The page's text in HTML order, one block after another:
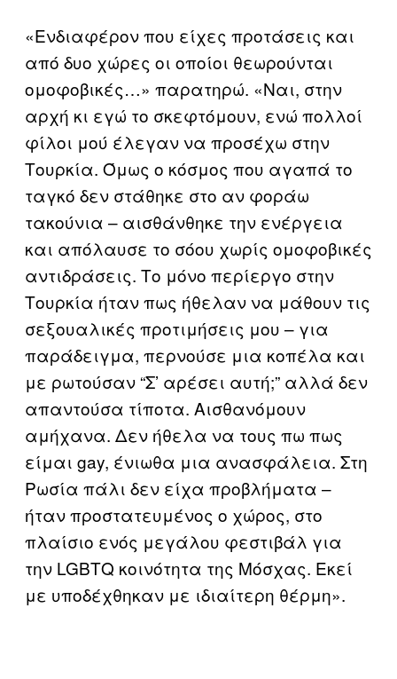
«Ενδιαφέρον που είχες προτάσεις και
από δυο χώρες οι οποίοι θεωρούνται
ομοφοβικές…» παρατηρώ. «Ναι, στην
αρχή κι εγώ το σκεφτόμουν, ενώ πολλοί
φίλοι μού έλεγαν να προσέχω στην
Τουρκία. Όμως ο κόσμος που αγαπά το
ταγκό δεν στάθηκε στο αν φοράω
τακούνια – αισθάνθηκε την ενέργεια
και απόλαυσε το σόου χωρίς ομοφοβικές
αντιδράσεις. Το μόνο περίεργο στην
Τουρκία ήταν πως ήθελαν να μάθουν τις
σεξουαλικές προτιμήσεις μου – για
παράδειγμα, περνούσε μια κοπέλα και
με ρωτούσαν “Σ’ αρέσει αυτή;” αλλά δεν
απαντούσα τίποτα. Αισθανόμουν
αμήχανα. Δεν ήθελα να τους πω πως
είμαι gay, ένιωθα μια ανασφάλεια. Στη
Ρωσία πάλι δεν είχα προβλήματα –
ήταν προστατευμένος ο χώρος, στο
πλαίσιο ενός μεγάλου φεστιβάλ για
την LGBTQ κοινότητα της Μόσχας. Εκεί
με υποδέχθηκαν με ιδιαίτερη θέρμη».